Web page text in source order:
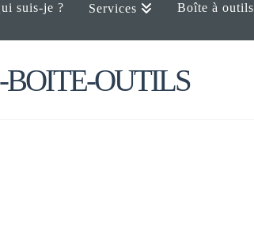
suis-je ? Services Boîte à outils
OUTILS